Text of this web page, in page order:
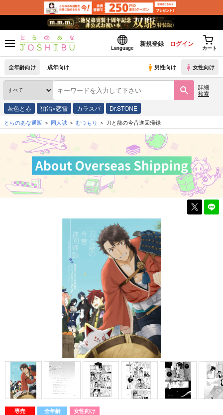
Language
新規登録 ログイン
カート
全年齢向け 成年向け 男性向け 女性向け
詳細
検索
灰色と赤 狛治×恋雪 カラスバ Dr.STONE
とらのあな通販 同人誌 むつもり 刀と龍の今昔進回帰録
専売 全年齢 女性向け